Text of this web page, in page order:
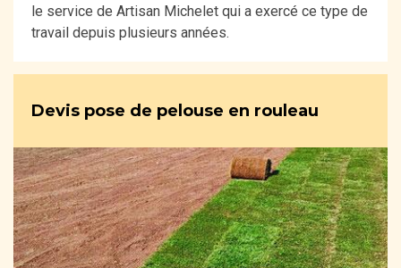
le service de Artisan Michelet qui a exercé ce type de
travail depuis plusieurs années.
Devis pose de pelouse en rouleau